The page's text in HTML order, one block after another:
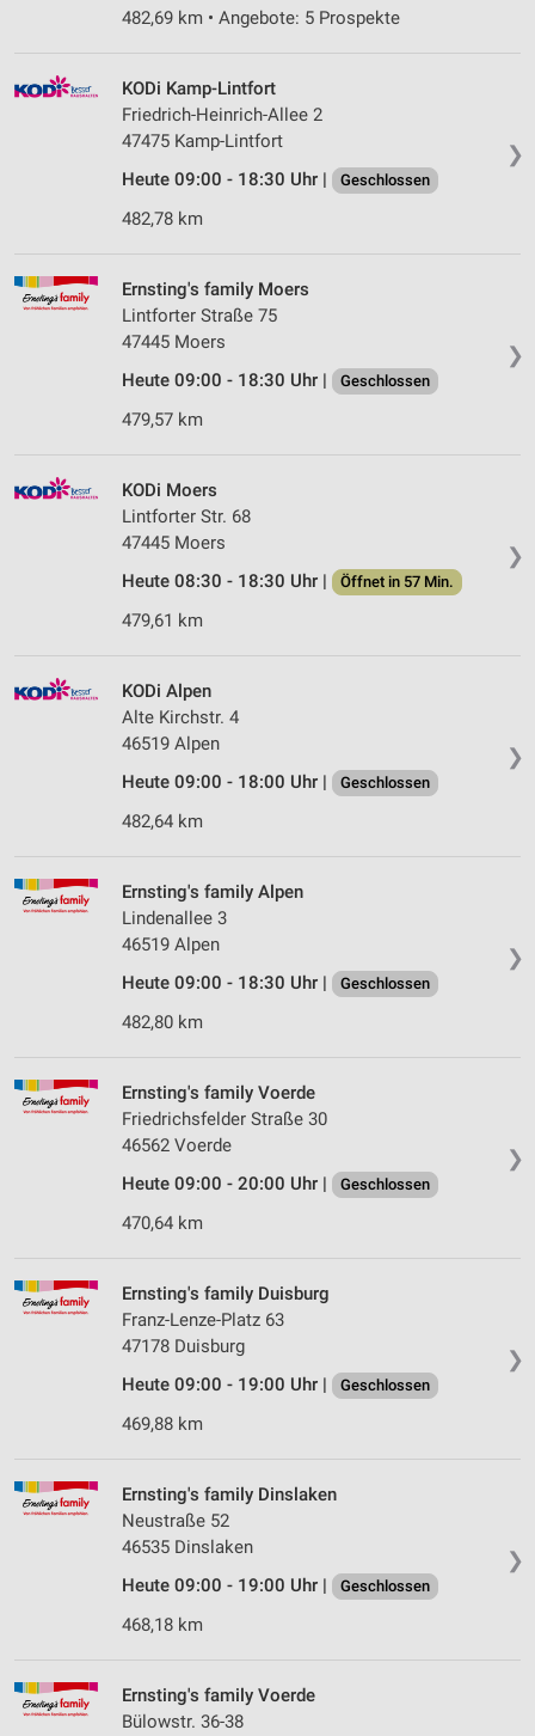
482,69 km • Angebote: 5 Prospekte
❯
KODi Kamp-Lintfort
Friedrich-Heinrich-Allee 2
47475 Kamp-Lintfort
Heute 09:00 - 18:30 Uhr |
Geschlossen
482,78 km
❯
Ernsting's family Moers
Lintforter Straße 75
47445 Moers
Heute 09:00 - 18:30 Uhr |
Geschlossen
479,57 km
❯
KODi Moers
Lintforter Str. 68
47445 Moers
Heute 08:30 - 18:30 Uhr |
Öffnet in 57 Min.
479,61 km
❯
KODi Alpen
Alte Kirchstr. 4
46519 Alpen
Heute 09:00 - 18:00 Uhr |
Geschlossen
482,64 km
❯
Ernsting's family Alpen
Lindenallee 3
46519 Alpen
Heute 09:00 - 18:30 Uhr |
Geschlossen
482,80 km
❯
Ernsting's family Voerde
Friedrichsfelder Straße 30
46562 Voerde
Heute 09:00 - 20:00 Uhr |
Geschlossen
470,64 km
❯
Ernsting's family Duisburg
Franz-Lenze-Platz 63
47178 Duisburg
Heute 09:00 - 19:00 Uhr |
Geschlossen
469,88 km
❯
Ernsting's family Dinslaken
Neustraße 52
46535 Dinslaken
Heute 09:00 - 19:00 Uhr |
Geschlossen
468,18 km
Ernsting's family Voerde
Bülowstr. 36-38